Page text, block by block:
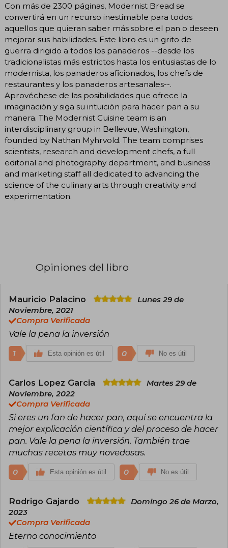
Con más de 2300 páginas, Modernist Bread se
convertirá en un recurso inestimable para todos
aquellos que quieran saber más sobre el pan o deseen
mejorar sus habilidades. Este libro es un grito de
guerra dirigido a todos los panaderos --desde los
tradicionalistas más estrictos hasta los entusiastas de lo
modernista, los panaderos aficionados, los chefs de
restaurantes y los panaderos artesanales--.
Aprovéchese de las posibilidades que ofrece la
imaginación y siga su intuición para hacer pan a su
manera. The Modernist Cuisine team is an
interdisciplinary group in Bellevue, Washington,
founded by Nathan Myhrvold. The team comprises
scientists, research and development chefs, a full
editorial and photography department, and business
and marketing staff all dedicated to advancing the
science of the culinary arts through creativity and
experimentation.
Opiniones del libro
Mauricio Palacino
Lunes 29 de
Noviembre, 2021
Compra Verificada
Vale la pena la inversión
1 Esta opinión es útil 0 No es útil
Carlos Lopez Garcia
Martes 29 de
Noviembre, 2022
Compra Verificada
Si eres un fan de hacer pan, aquí se encuentra la
mejor explicación científica y del proceso de hacer
pan. Vale la pena la inversión. También trae
muchas recetas muy novedosas.
0 Esta opinión es útil 0 No es útil
Rodrigo Gajardo
Domingo 26 de Marzo,
2023
Compra Verificada
Eterno conocimiento